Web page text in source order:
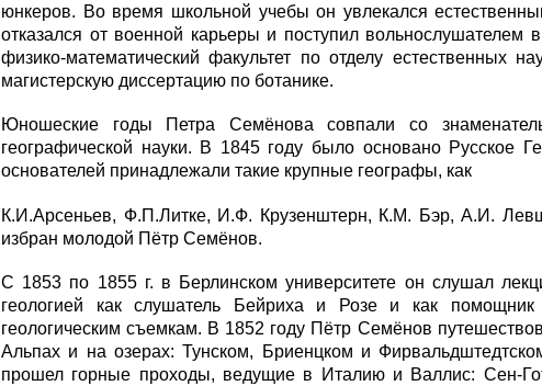
юнкеров. Во время школьной учебы он увлекался
отказался от военной карьеры и поступил вольнослушателем
физико-математический факультет по отделу естественных
магистерскую диссертацию по ботанике.
Юношеские годы Петра Семёнова совпали со
географической науки. В 1845 году было основано Русское
основателей принадлежали такие крупные географы, как
К.И.Арсеньев, Ф.П.Литке, И.Ф. Крузенштерн, К.М. Бэр, А.И.
избран молодой Пётр Семёнов.
С 1853 по 1855 г. в Берлинском университете он слушал
геологией как слушатель Бейриха и Розе и как
геологическим съемкам. В 1852 году Пётр Семёнов
Альпах и на озерах: Тунском, Бриенцком и
прошел горные проходы, ведущие в Италию и Валлис: Сен-